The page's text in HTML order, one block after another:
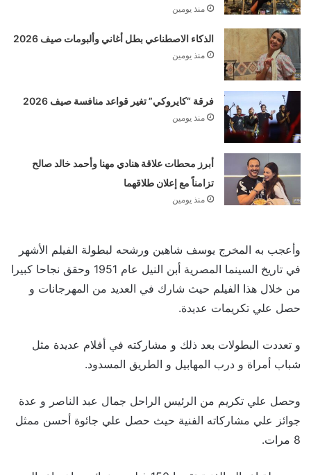
منذ يومين
الذكاء الاصطناعي بطل أغاني وألبومات صيف 2026
منذ يومين
فرقة “كايروكي” تغير قواعد منافسة صيف 2026
منذ يومين
أبرز محطات علاقة هنادي مهنا وأحمد خالد صالح
تزامناً مع إعلان طلاقهما
منذ يومين
وأعجب به المخرج يوسف شاهين ورشحه لبطولة الفيلم الأشهر
في تاريخ السينما المصرية أبن النيل عام 1951 وحقق نجاحا كبيرا
من خلال هذا الفيلم حيث شارك في العديد من المهرجانات و
حصل علي تكريمات عديدة.
و تعددت البطولات بعد ذلك و مشاركته في أفلام عديدة مثل
شباب أمراة و درب المهابيل و الطريق المسدود.
وحصل علي تكريم من الرئيس الراحل جمال عبد الناصر و عدة
جوائز علي مشاركاته الفنية حيث حصل علي جائوة أحسن ممثل
8 مرات.